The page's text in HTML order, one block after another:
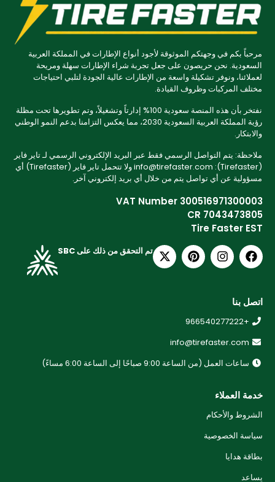
مرحباً بكم في وجهتكم الموثوقة لأجود أنواع الإطارات في المملكة العربية
السعودية. نحن حريصون على جعل تجربة شراء الإطارات سهلة ومريحة
لعملائنا، ونوفر تشكيلة واسعة من الإطارات عالية الجودة لتلبي احتياجات
مختلف المركبات وظروف القيادة.
نفتخر بأن هذه المنصة سعودية 100% إدارتاً وتشغيلاً، وتم تطويرها تحت مظلة
رؤية المملكة العربية السعودية 2030، مما يعكس التزامنا بدعم النمو الوطني
والابتكار.
ملاحظة: يتم التواصل الرسمي فقط عبر البريد الإلكتروني الرسمي لـ تاير فاير
(Tirefaster): info@tirefaster.com ولا تتحمل تاير فاير (Tirefaster) أي
مسؤولية عن أي تواصل يتم من خلال أي بريد إلكتروني آخر.
VAT Number 300516971300003
CR 7043473805
Tire Faster EST
تم التحقق من ذلك على SBC
اتصل بنا
+966540277222
info@tirefaster.com
ساعات العمل (من الساعة 9:00 صباحًا إلى الساعة 6:00 مساءً)
خدمة العملاء
الشروط والأحكام
سياسة الخصوصية
بطاقة هدايا
يساعد